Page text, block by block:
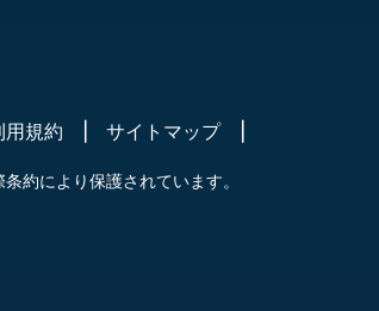
用規約 サイトマップ
約により保護されています。